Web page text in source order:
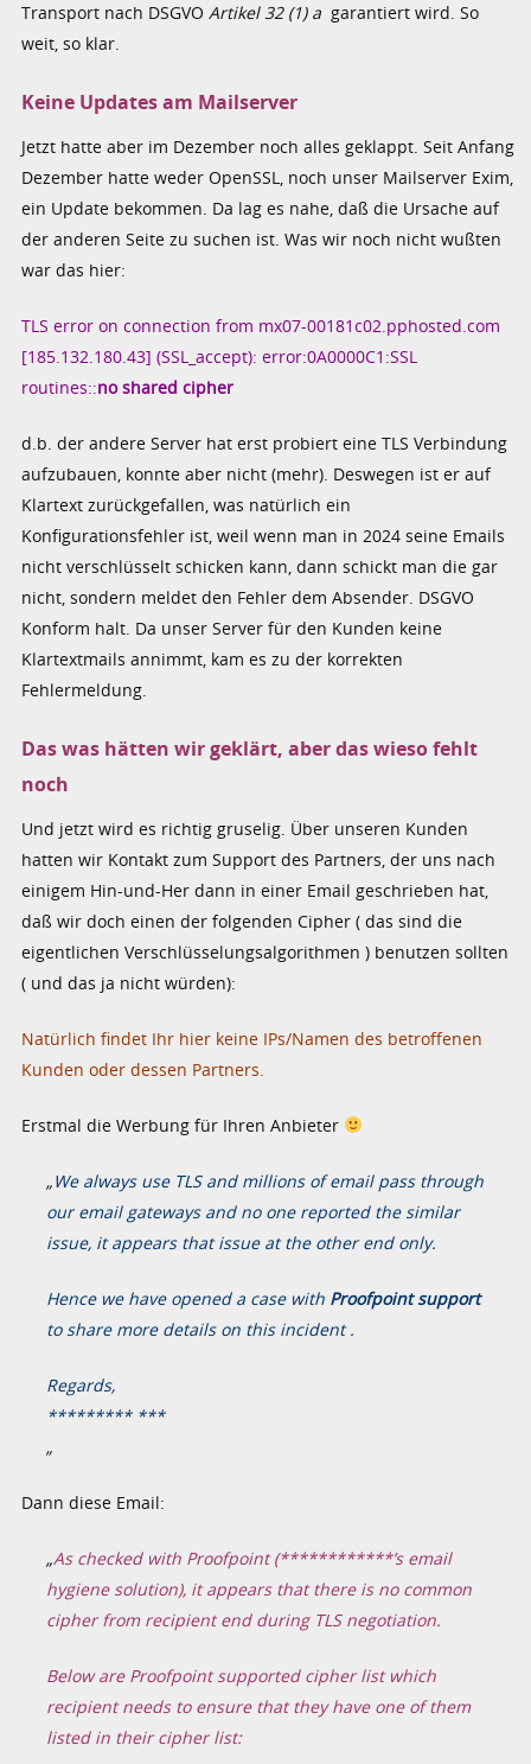
Transport nach DSGVOArtikel 32 (1) a garantiert wird. So
weit, so klar.
Keine Updates am Mailserver
Jetzt hatte aber im Dezember noch alles geklappt. Seit Anfang
Dezember hatte weder OpenSSL, noch unser Mailserver Exim,
ein Update bekommen. Da lag es nahe, daß die Ursache auf
der anderen Seite zu suchen ist. Was wir noch nicht wußten
war das hier:
TLS error on connection from mx07-00181c02.pphosted.com
[185.132.180.43] (SSL_accept): error:0A0000C1:SSL
routines::no shared cipher
d.b. der andere Server hat erst probiert eine TLS Verbindung
aufzubauen, konnte aber nicht (mehr). Deswegen ist er auf
Klartext zurückgefallen, was natürlich ein
Konfigurationsfehler ist, weil wenn man in 2024 seine Emails
nicht verschlüsselt schicken kann, dann schickt man die gar
nicht, sondern meldet den Fehler dem Absender. DSGVO
Konform halt. Da unser Server für den Kunden keine
Klartextmails annimmt, kam es zu der korrekten
Fehlermeldung.
Das was hätten wir geklärt, aber das wieso fehlt
noch
Und jetzt wird es richtig gruselig. Über unseren Kunden
hatten wir Kontakt zum Support des Partners, der uns nach
einigem Hin-und-Her dann in einer Email geschrieben hat,
daß wir doch einen der folgenden Cipher ( das sind die
eigentlichen Verschlüsselungsalgorithmen ) benutzen sollten
( und das ja nicht würden):
Natürlich findet Ihr hier keine IPs/Namen des betroffenen
Kunden oder dessen Partners.
Erstmal die Werbung für Ihren Anbieter
„We always use TLS and millions of email pass through
our email gateways and no one reported the similar
issue, it appears that issue at the other end only.
Hence we have opened a case with Proofpoint support
to share more details on this incident .
Regards,
********* ***
„
Dann diese Email:
„As checked with Proofpoint (************’s email
hygiene solution), it appears that there is no common
cipher from recipient end during TLS negotiation.
Below are Proofpoint supported cipher list which
recipient needs to ensure that they have one of them
listed in their cipher list: